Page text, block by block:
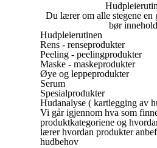
Du lærer om alle stegene en
bør
Hudpleierutinen
Rens - renseprodukter
Peeling - peelingprodukter
Maske - maskeprodukter
Øye og leppeprodukter
Serum
Spesialprodukter
Hudanalyse ( kartlegging av
Vi går igjennom hva som
produktkategoriene og
lærer hvordan produkter
hudbehov